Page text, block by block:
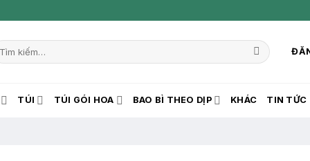
TÚI TÚI GÓI HOA BAO BÌ THEO DỊP KHÁC TIN TỨC